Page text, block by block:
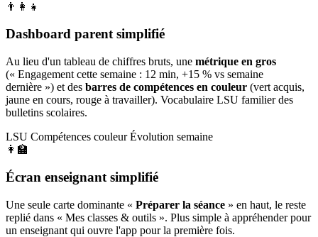
👨‍👩‍👧
Dashboard parent simplifié
Au lieu d'un tableau de chiffres bruts, une métrique en gros
(« Engagement cette semaine : 12 min, +15 % vs semaine
dernière ») et des barres de compétences en couleur (vert acquis,
jaune en cours, rouge à travailler). Vocabulaire LSU familier des
bulletins scolaires.
LSU Compétences couleur Évolution semaine
👩‍🏫
Écran enseignant simplifié
Une seule carte dominante « Préparer la séance » en haut, le reste
replié dans « Mes classes & outils ». Plus simple à appréhender pour
un enseignant qui ouvre l'app pour la première fois.